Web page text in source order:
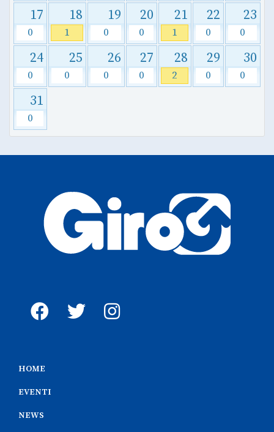
17
0
18
1
19
0
20
0
21
1
22
0
23
0
24
0
25
0
26
0
27
0
28
2
29
0
30
0
31
0
HOME
EVENTI
NEWS